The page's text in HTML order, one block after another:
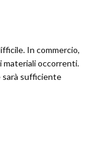
In commercio,
materiali occorrenti.
sarà sufficiente